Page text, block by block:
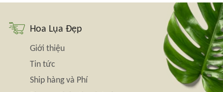
Hoa Lụa Đẹp
Giới thiệu
Tin tức
Ship hàng và Phí